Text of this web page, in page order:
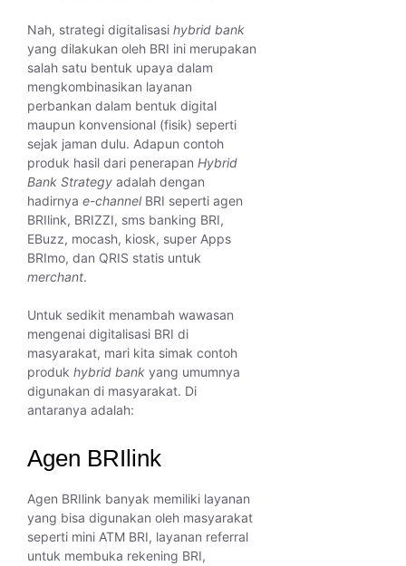
Nah, strategi digitalisasi hybrid bank
yang dilakukan oleh BRI ini merupakan
salah satu bentuk upaya dalam
mengkombinasikan layanan
perbankan dalam bentuk digital
maupun konvensional (fisik) seperti
sejak jaman dulu. Adapun contoh
produk hasil dari penerapan Hybrid
Bank Strategy adalah dengan
hadirnya e-channel BRI seperti agen
BRIlink, BRIZZI, sms banking BRI,
EBuzz, mocash, kiosk, super Apps
BRImo, dan QRIS statis untuk
merchant.
Untuk sedikit menambah wawasan
mengenai digitalisasi BRI di
masyarakat, mari kita simak contoh
produk hybrid bank yang umumnya
digunakan di masyarakat. Di
antaranya adalah:
Agen BRIlink
Agen BRIlink banyak memiliki layanan
yang bisa digunakan oleh masyarakat
seperti mini ATM BRI, layanan referral
untuk membuka rekening BRI,